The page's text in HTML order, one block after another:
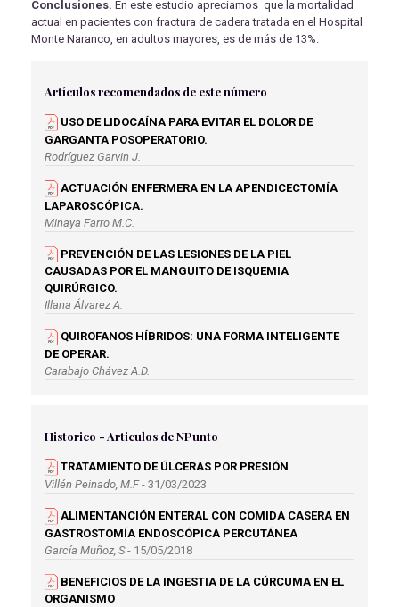
Conclusiones. En este estudio apreciamos que la mortalidad
actual en pacientes con fractura de cadera tratada en el Hospital
Monte Naranco, en adultos mayores, es de más de 13%.
Artículos recomendados de este número
USO DE LIDOCAÍNA PARA EVITAR EL DOLOR DE
GARGANTA POSOPERATORIO.
Rodríguez Garvin J.
ACTUACIÓN ENFERMERA EN LA APENDICECTOMÍA
LAPAROSCÓPICA.
Minaya Farro M.C.
PREVENCIÓN DE LAS LESIONES DE LA PIEL
CAUSADAS POR EL MANGUITO DE ISQUEMIA
QUIRÚRGICO.
Illana Álvarez A.
QUIROFANOS HÍBRIDOS: UNA FORMA INTELIGENTE
DE OPERAR.
Carabajo Chávez A.D.
Fernández Rodríguez A.
RECOMENDACIONES Y ABORDAJE DE ENFERMERÍA A
PACIENTES MASTECTOMIZADAS.
VALORACIÓN Y MANEJO DEL DOLOR
POSOPERATORIO.
EFECTIVIDAD DE LA CIRUGÍA BARIÁTRICA EN LA
Historico - Articulos de NPunto
TRATAMIENTO DE ÚLCERAS POR PRESIÓN
Villén Peinado, M.F- 31/03/2023
ALIMENTANCIÓN ENTERAL CON COMIDA CASERA EN
GASTROSTOMÍA ENDOSCÓPICA PERCUTÁNEA
García Muñoz, S- 15/05/2018
BENEFICIOS DE LA INGESTIA DE LA CÚRCUMA EN EL
ORGANISMO